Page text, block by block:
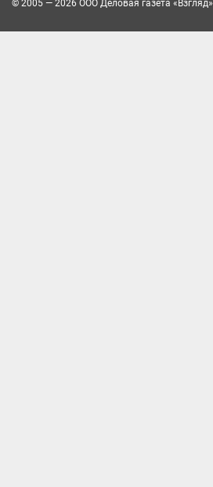
© 2005 — 2026 ООО Деловая газета «Взгляд»